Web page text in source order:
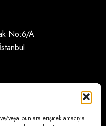
veya bunlara erişmek amacıyla
No:6/A